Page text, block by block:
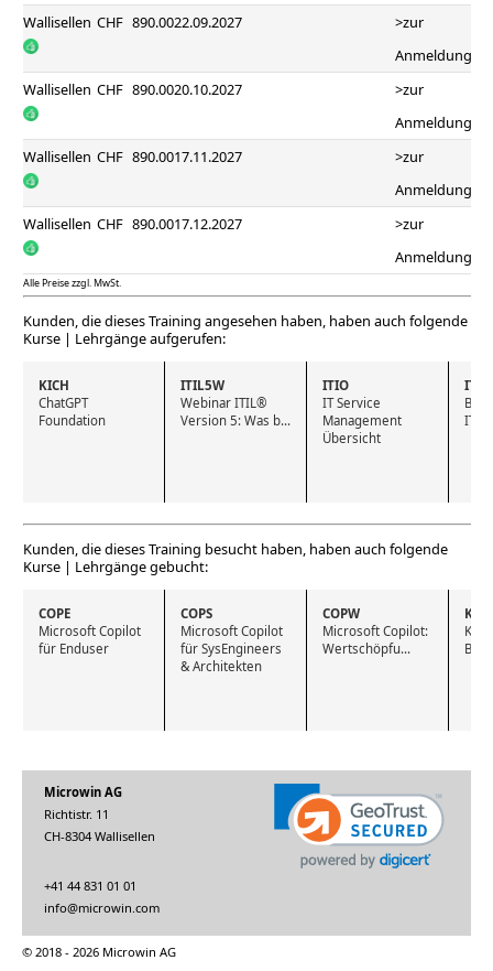
Wallisellen CHF 890.0022.09.2027
>zur
Anmeldung
Wallisellen CHF 890.0020.10.2027
>zur
Anmeldung
Wallisellen CHF 890.0017.11.2027
>zur
Anmeldung
Wallisellen CHF 890.0017.12.2027
>zur
Anmeldung
Alle Preise zzgl. MwSt.
Kunden, die dieses Training angesehen haben, haben auch folgende
Kurse | Lehrgänge aufgerufen:
KICH
ChatGPT
Foundation
ITIL5W
Webinar ITIL®
Version 5: Was b...
ITIO
IT Service
Management
Übersicht
IT
Kunden, die dieses Training besucht haben, haben auch folgende
Kurse | Lehrgänge gebucht:
COPE
Microsoft Copilot
für Enduser
COPS
Microsoft Copilot
für SysEngineers
& Architekten
COPW
Microsoft Copilot:
Wertschöpfu...
KIBL
KI
Microwin AG
Richtistr. 11
CH-8304 Wallisellen
+41 44 831 01 01
info@microwin.com
© 2018 - 2026 Microwin AG